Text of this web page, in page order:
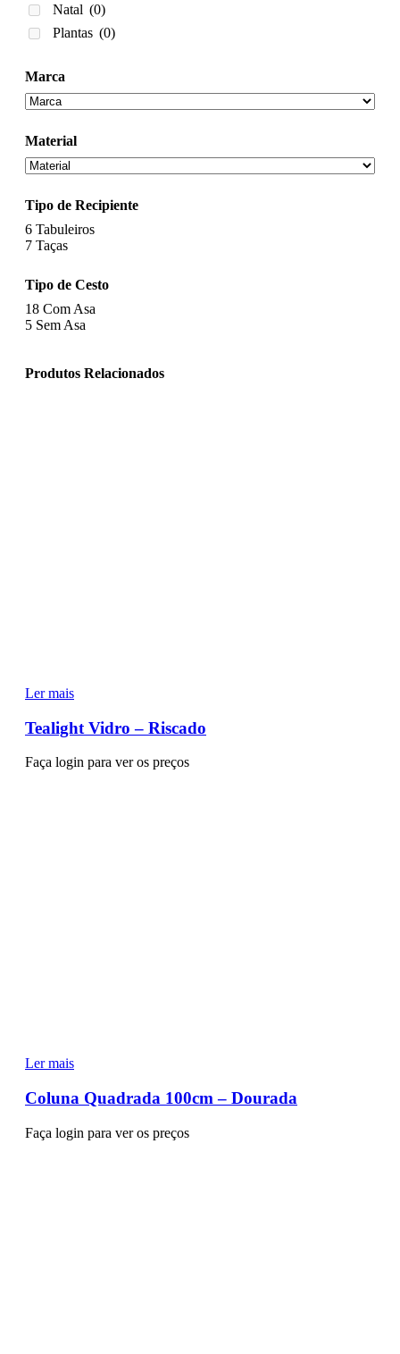
Natal (0)
Plantas (0)
Marca
Material
Tipo de Recipiente
6 Tabuleiros
7 Taças
Tipo de Cesto
18 Com Asa
5 Sem Asa
Produtos Relacionados
Ler mais
Tealight Vidro – Riscado
Faça login para ver os preços
Ler mais
Coluna Quadrada 100cm – Dourada
Faça login para ver os preços